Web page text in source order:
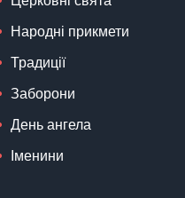
Народні прикмети
Традиції
Заборони
День ангела
Іменини